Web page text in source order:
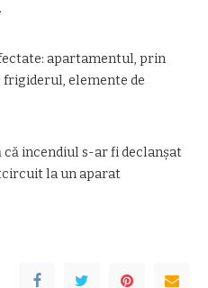
apartamentul, prin
frigiderul, elemente de
incendiul s-ar fi declanșat
la un aparat